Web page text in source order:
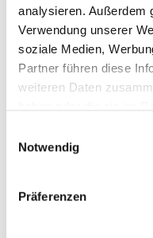
analysieren. Außerdem
Verwendung unserer
soziale Medien,
Partner führen diese
weiteren Daten
Notwendig
Präferenzen